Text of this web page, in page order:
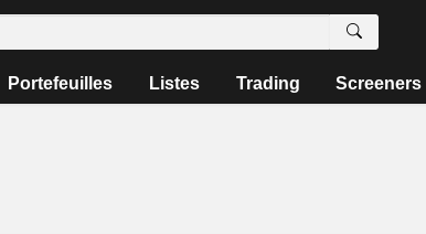
Portefeuilles Listes Trading Screeners